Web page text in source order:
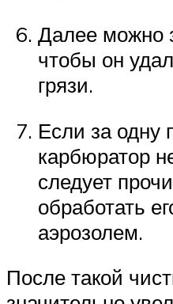
Далее можно
чтобы он
грязи.
Если за одну
карбюратор
следует
обработать
аэрозолем.
После такой